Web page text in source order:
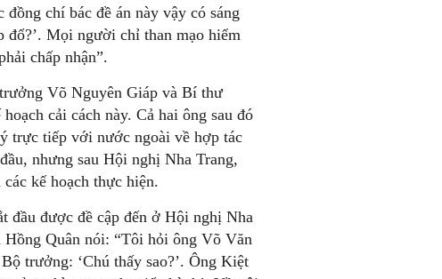
chí bác đề án này vậy có sáng
đổ?’. Mọi người chỉ than mạo hiểm
chấp nhận”.
Võ Nguyên Giáp và Bí thư
cải cách này. Cả hai ông sau đó
trực tiếp với nước ngoài về hợp tác
nhưng sau Hội nghị Nha Trang,
kế hoạch thực hiện.
đầu được đề cập đến ở Hội nghị Nha
Quân nói: “Tôi hỏi ông Võ Văn
trưởng: ‘Chú thấy sao?’. Ông Kiệt